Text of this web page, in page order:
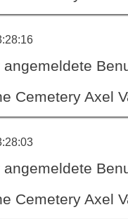
Cemetery Axel
Cemetery Axel